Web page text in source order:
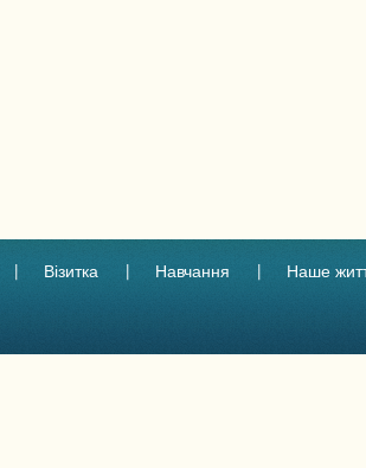
Візитка Навчання Наше